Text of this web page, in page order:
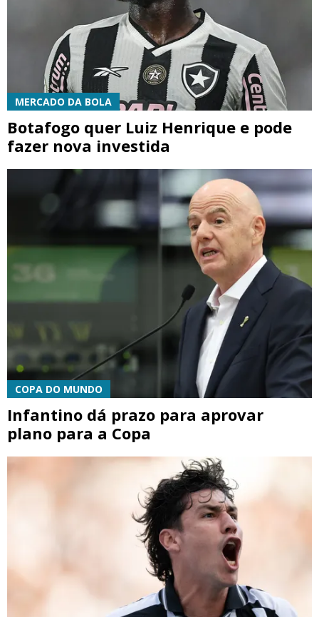
MERCADO DA BOLA
Botafogo quer Luiz Henrique e pode
fazer nova investida
COPA DO MUNDO
Infantino dá prazo para aprovar
plano para a Copa